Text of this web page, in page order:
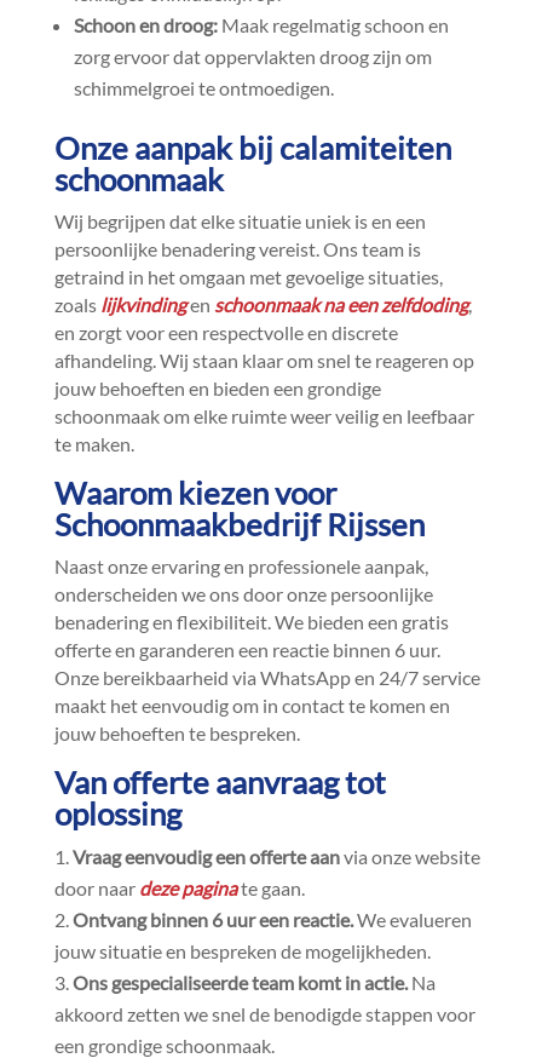
Schoon en droog:Maak regelmatig schoon en
zorg ervoor dat oppervlakten droog zijn om
schimmelgroei te ontmoedigen.​
Onze aanpak bij calamiteiten
schoonmaak
Wij begrijpen dat elke situatie uniek is en een
persoonlijke benadering vereist.​ Ons team is
getraind in het omgaan met gevoelige situaties,
zoals lijkvindingen schoonmaak na een zelfdoding,
en zorgt voor een respectvolle en discrete
afhandeling.​ Wij staan klaar om snel te reageren op
jouw behoeften en bieden een grondige
schoonmaak om elke ruimte weer veilig en leefbaar
te maken.​
Waarom kiezen voor
Schoonmaakbedrijf Rijssen
Naast onze ervaring en professionele aanpak,
onderscheiden we ons door onze persoonlijke
benadering en flexibiliteit.​ We bieden een gratis
offerte en garanderen een reactie binnen 6 uur.​
Onze bereikbaarheid via WhatsApp en 24/7 service
maakt het eenvoudig om in contact te komen en
jouw behoeften te bespreken.​
Van offerte aanvraag tot
oplossing
Vraag eenvoudig een offerte aanvia onze website
door naar deze paginate gaan.​
Ontvang binnen 6 uur een reactie.​We evalueren
jouw situatie en bespreken de mogelijkheden.​
Ons gespecialiseerde team komt in actie.​Na
akkoord zetten we snel de benodigde stappen voor
een grondige schoonmaak.​